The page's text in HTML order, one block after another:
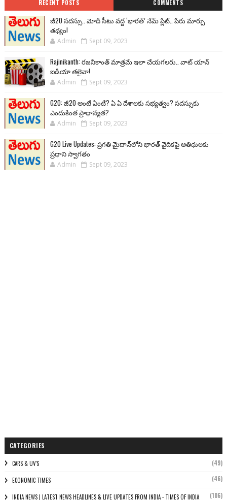
RECENT POSTS COMMENTS
జీ20 సదస్సు.. మోదీ సీటు వద్ద ‘భారత్’ నేమ్ ప్లేట్‌.. పేరు మార్పు
తథ్యం!
Admin Sept 09, 2023
Rajinikanth: రజనీకాంత్ మాత్రమే ఇలా చేయగలరు.. వాట్ యాన్
ఐడియా తలైవా!
Admin Sept 09, 2023
G20: జీ20 అంటే ఏంటి? ఏ ఏ దేశాలకు సభ్యత్వం? సదస్సుకు
ఎందుకింత ప్రాధాన్యత?
Admin Sept 09, 2023
G20 Live Updates: ప్రగతి మైదాన్‌లోని భారత్ వైదికపై అతిథులకు
ప్రధాని స్వాగతం
Admin Sept 09, 2023
CATEGORIES
CARS & UV'S (49)
ECONOMIC TIMES (46)
INDIA NEWS | LATEST NEWS HEADLINES & LIVE UPDATES FROM INDIA - TIMES OF INDIA (106)